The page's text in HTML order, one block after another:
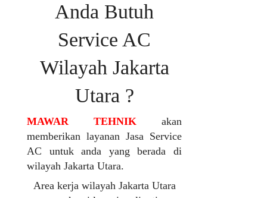
Anda Butuh
Service AC
Wilayah Jakarta
Utara ?
MAWAR TEHNIK akan
memberikan layanan Jasa Service
AC untuk anda yang berada di
wilayah Jakarta Utara.
Area kerja wilayah Jakarta Utara